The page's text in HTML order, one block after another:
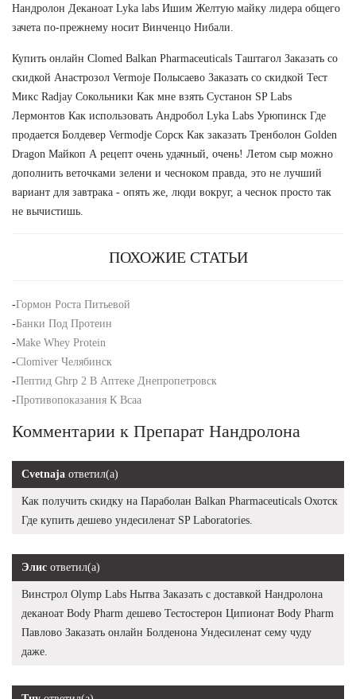
Нандролон Деканоат Lyka labs Ишим Желтую майку лидера общего
зачета по-прежнему носит Винченцо Нибали.
Купить онлайн Clomed Balkan Pharmaceuticals Таштагол Заказать со
скидкой Анастрозол Vermoje Полысаево Заказать со скидкой Тест
Микс Radjay Сокольники Как мне взять Сустанон SP Labs
Лермонтов Как использовать Андробол Lyka Labs Урюпинск Где
продается Болдевер Vermodje Сорск Как заказать Тренболон Golden
Dragon Майкоп А рецепт очень удачный, очень! Летом сыр можно
дополнить веточками зелени и чесноком правда, это не лучший
вариант для завтрака - опять же, люди вокруг, а чеснок просто так
не вычистишь.
ПОХОЖИЕ СТАТЬИ
-Гормон Роста Питьевой
-Банки Под Протеин
-Make Whey Protein
-Clomiver Челябинск
-Пептид Ghrp 2 В Аптеке Днепропетровск
-Противопоказания К Bcaa
Комментарии к Препарат Нандролона
Cvetnaja ответил(а)
Как получить скидку на Параболан Balkan Pharmaceuticals Охотск
Где купить дешево ундесиленат SP Laboratories.
Элис ответил(а)
Винстрол Olymp Labs Нытва Заказать с доставкой Нандролона
деканоат Body Pharm дешево Тестостерон Ципионат Body Pharm
Павлово Заказать онлайн Болденона Ундесиленат сему чуду
даже.